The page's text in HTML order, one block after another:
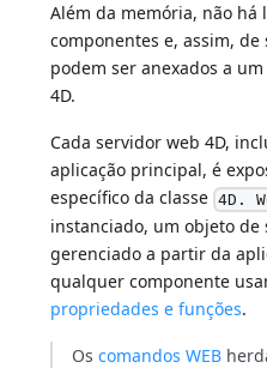
Além da memória, não
componentes e, assim,
podem ser anexados a
4D.
Cada servidor web 4D,
aplicação principal, é
específico da classe 4D.
instanciado, um objeto
gerenciado a partir da
qualquer componente
propriedades e funções.
Oscomandos WEB